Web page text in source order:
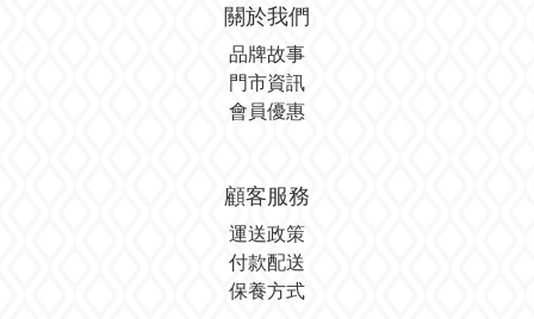
關於我們
品牌故事
門市資訊
會員優惠
顧客服務
運送政策
付款配送
保養方式